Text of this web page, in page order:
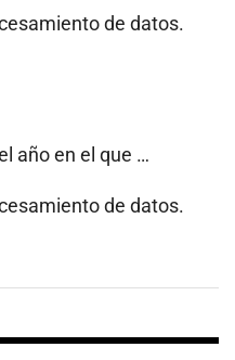
de datos.
año en el que …
de datos.